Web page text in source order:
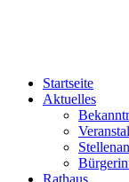
Startseite
Aktuelles
Rathaus